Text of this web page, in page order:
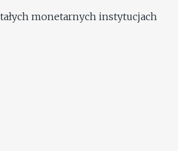
monetarnych instytucjach